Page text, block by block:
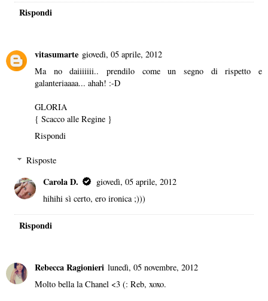
Rispondi
vitasumarte giovedì, 05 aprile, 2012
Ma no daiiiiiii.. prendilo come un segno di rispetto e
galanteriaaaa... ahah! :-D
GLORIA
{ Scacco alle Regine }
Rispondi
Risposte
Carola D.
giovedì, 05 aprile, 2012
hihihi sì certo, ero ironica ;)))
Rispondi
Rebecca Ragionieri lunedì, 05 novembre, 2012
Molto bella la Chanel <3 (: Reb, xoxo.